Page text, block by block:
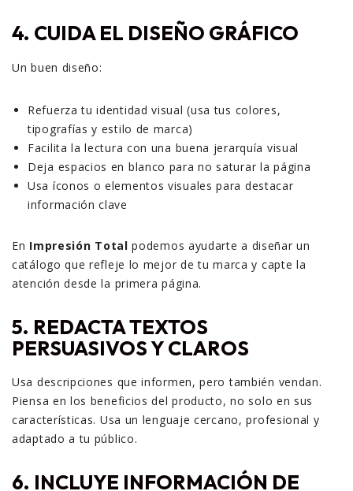
4. CUIDA EL DISEÑO GRÁFICO
Un buen diseño:
Refuerza tu identidad visual (usa tus colores,
tipografías y estilo de marca)
Facilita la lectura con una buena jerarquía visual
Deja espacios en blanco para no saturar la página
Usa íconos o elementos visuales para destacar
información clave
En Impresión Total podemos ayudarte a diseñar un
catálogo que refleje lo mejor de tu marca y capte la
atención desde la primera página.
5. REDACTA TEXTOS
PERSUASIVOS Y CLAROS
Usa descripciones que informen, pero también vendan.
Piensa en los beneficios del producto, no solo en sus
características. Usa un lenguaje cercano, profesional y
adaptado a tu público.
6. INCLUYE INFORMACIÓN DE